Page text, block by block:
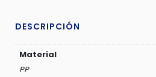
JDYJ6A06
DESCRIPCIÓN
Material
PP